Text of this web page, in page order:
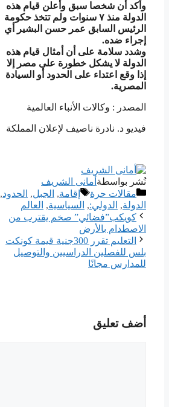
وأكد أن شخصا سبق وأعلن قيام هذه
الدولة منذ ٧ سنوات ولم تتخذ حكومة
الرئيس السابق عمر حسن البشير أي
إجراء ضده.
وشدد سلامة على أن أمثال قيام هذه
الدولة لا يشكل خطورة على مصر إلا
إذا وقع اعتداء على الحدود أو السيادة
المصرية.
المصدر : وكالات الأنباء العالمية
فيديو د. نادرة ناصيف لإعلان المملكة
نُشر بواسطة أمانى الشريف
التصنيفات
مقالات حرة الوسوم
إقامة, الجبل, الحدود,
ﺍﻟﺪﻭﻟﺔ, الدولي:, السياسية, العالم
كويكب”فضائي” صخم يقترب من
الاصطدام بالأرض
التعليم تقرر 300جنية قيمة كونكت
بلس للفصلين الدراسيين والتوصيل
للمدارس مجانًا
أضف تعليق